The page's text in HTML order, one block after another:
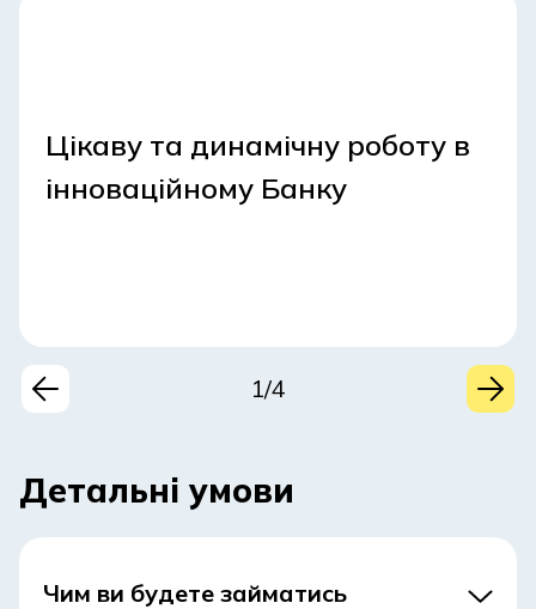
1/4
Цікаву та динамічну роботу в
інноваційному Банку
Детальні умови
Чим ви будете займатись